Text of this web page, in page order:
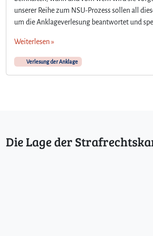
unserer Reihe zum NSU-Prozess sollen all
um die Anklageverlesung beantwortet und
Weiterlesen »
Verlesung der Anklage
Die Lage der